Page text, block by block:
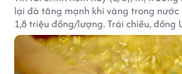
lại đà tăng mạnh khi vàng trong
1,8 triệu đồng/lượng. Trái chiều, đồng
báo cáo việc làm Mỹ kém tích cực.